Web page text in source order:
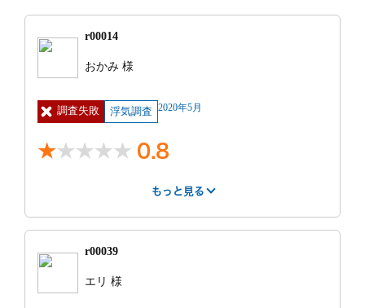
r00014
おかみ 様
調査失敗 浮気調査 2020年5月
0.8
1 1 2
もっと見る
r00039
エリ 様